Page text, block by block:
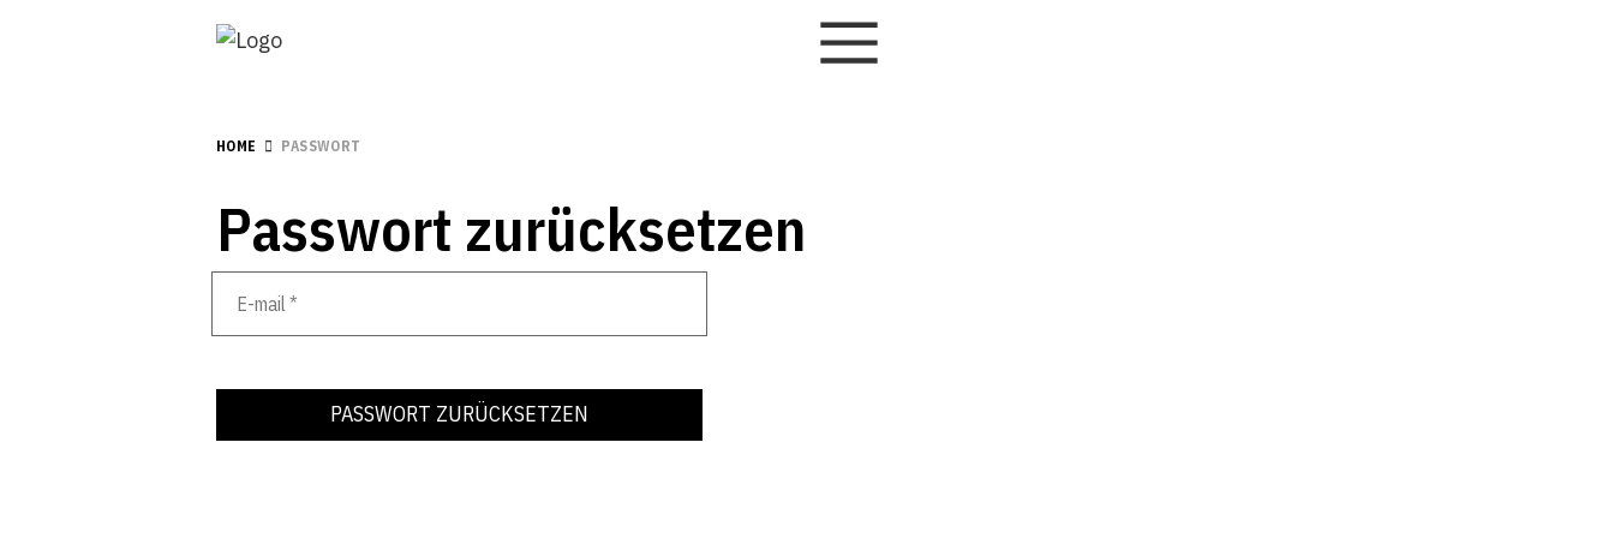
HOME PASSWORT
Passwort zurücksetzen
PASSWORT ZURÜCKSETZEN